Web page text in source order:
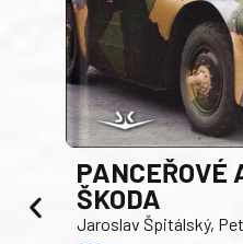
PANCEŘOVÉ
ŠKODA
Jaroslav Špitálský,